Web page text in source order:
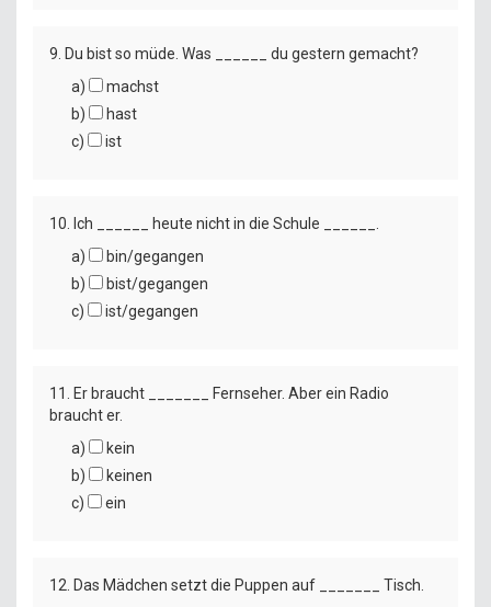
9. Du bist so müde. Was ______ du gestern gemacht?
a)
machst
b)
hast
c)
ist
10. Ich ______ heute nicht in die Schule ______.
a)
bin/gegangen
b)
bist/gegangen
c)
ist/gegangen
11. Er braucht _______ Fernseher. Aber ein Radio
braucht er.
a)
kein
b)
keinen
c)
ein
12. Das Mädchen setzt die Puppen auf _______ Tisch.